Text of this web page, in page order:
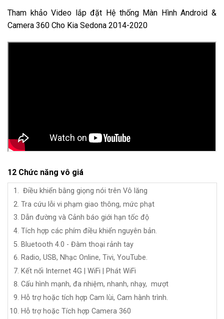
Tham khảo Video lắp đặt Hệ thống Màn Hình Android &
Camera 360 Cho Kia Sedona 2014-2020
12 Chức năng vô giá
Điều khiển bằng giọng nói trên Vô lăng
Tra cứu lỗi vi phạm giao thông, mức phạt
Dẫn đường và Cảnh báo giới hạn tốc độ
Tích hợp các phím điều khiển nguyên bản.
Bluetooth 4.0 - Đàm thoại rảnh tay
Radio, USB, Nhạc Online, Tivi, YouTube.
Kết nối Internet 4G | WiFi | Phát WiFi
Cấu hình mạnh, đa nhiệm, nhanh, nhạy, mượt
Hỗ trợ hoặc tích hợp Cam lùi, Cam hành trình.
Hỗ trợ hoặc Tích hợp Camera 360